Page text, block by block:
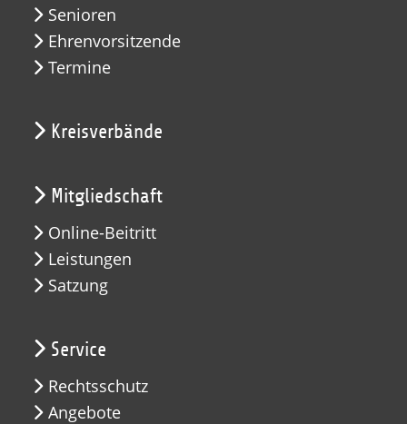
Senioren
Ehrenvorsitzende
Termine
Kreisverbände
Mitgliedschaft
Online-Beitritt
Leistungen
Satzung
Service
Rechtsschutz
Angebote